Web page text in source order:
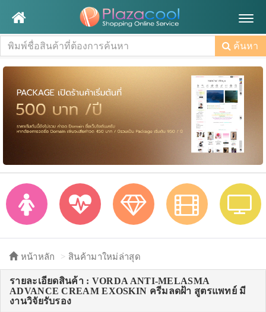
ค้นหา
หน้าหลัก สินค้ามาใหม่ล่าสุด
รายละเอียดสินค้า : VORDA ANTI-MELASMA
ADVANCE CREAM EXOSKIN ครีมลดฝ้า สูตรแพทย์ มี
งานวิจัยรับรอง